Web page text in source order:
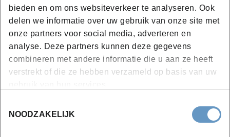
bieden en om ons websiteverkeer te analyseren. Ook
delen we informatie over uw gebruik van onze site met
onze partners voor social media, adverteren en
analyse. Deze partners kunnen deze gegevens
combineren met andere informatie die u aan ze heeft
verstrekt of die ze hebben verzameld op basis van uw
NOODZAKELIJK
Begeleiding verwerken inhoud e-learning
Moduleproef
Eindwerkbegeleiding